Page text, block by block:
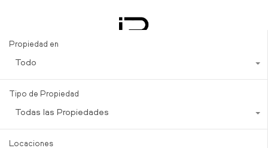
Propiedad en
Todo
Tipo de Propiedad
Todas las Propiedades
Locaciones